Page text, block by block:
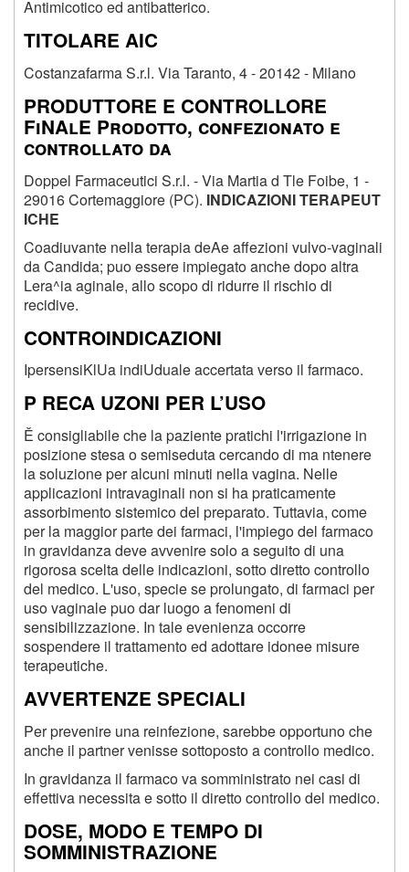
Antimicotico ed antibatterico.
TITOLARE AIC
Costanzafarma S.r.l. Via Taranto, 4 - 20142 - Milano
PRODUTTORE E CONTROLLORE
FiNAlE Prodotto, confezionato e
controllato da
Doppel Farmaceutici S.r.l. - Via Martia d Tle Foibe, 1 -
29016 Cortemaggiore (PC). INDICAZIONI TERAPEUT
ICHE
Coadiuvante nella terapia deAe affezioni vulvo-vaginali
da Candida; puo essere impiegato anche dopo altra
Lera^ia aginale, allo scopo di ridurre il rischio di
recidive.
CONTROINDICAZIONI
IpersensiKlUa indiUduale accertata verso il farmaco.
P RECA UZONI PER L’USO
Ě consigliabile che la paziente pratichi l'irrigazione in
posizione stesa o semiseduta cercando di ma ntenere
la soluzione per alcuni minuti nella vagina. Nelle
applicazioni intravaginali non si ha praticamente
assorbimento sistemico del preparato. Tuttavia, come
per la maggior parte dei farmaci, l'impiego del farmaco
in gravidanza deve avvenire solo a seguito di una
rigorosa scelta delle indicazioni, sotto diretto controllo
del medico. L'uso, specie se prolungato, di farmaci per
uso vaginale puo dar luogo a fenomeni di
sensibilizzazione. In tale evenienza occorre
sospendere il trattamento ed adottare idonee misure
terapeutiche.
AVVERTENZE SPECIALI
Per prevenire una reinfezione, sarebbe opportuno che
anche il partner venisse sottoposto a controllo medico.
In gravidanza il farmaco va somministrato nei casi di
effettiva necessita e sotto il diretto controllo del medico.
DOSE, MODO E TEMPO DI
SOMMINISTRAZIONE